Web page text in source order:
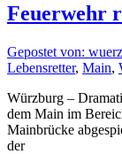
Feuerwehr
Gepostet von:
Lebensretter, Main,
Würzburg –
dem Main im
Mainbrücke
der